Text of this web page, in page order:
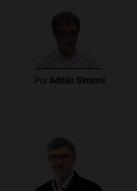
Por Adrián Simioni